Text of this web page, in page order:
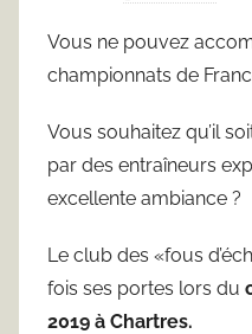
r
F
e
d
J
s
t
Vous ne pouvez
championnats de
Vous souhaitez qu’il
par des entraîneurs
excellente ambiance ?
Le club des «fous
fois ses portes lors du
2019 à Chartres.